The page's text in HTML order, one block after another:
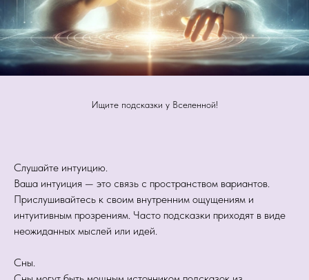
Ищите подсказки у Вселенной!
Слушайте интуицию.
Ваша интуиция — это связь с пространством вариантов.
Прислушивайтесь к своим внутренним ощущениям и
интуитивным прозрениям. Часто подсказки приходят в виде
неожиданных мыслей или идей.
Сны.